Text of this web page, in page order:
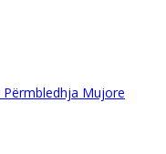
Përmbledhja Mujore